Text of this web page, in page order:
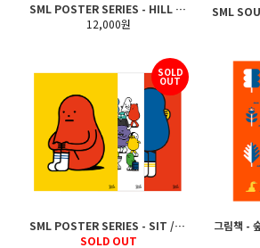
SML POSTER SERIES - HILL / SEA / SKY
12,000원
SML
SML POSTER SERIES - SIT / WALK / HUG
SOLD OUT
SOLD
OUT
그림책 -